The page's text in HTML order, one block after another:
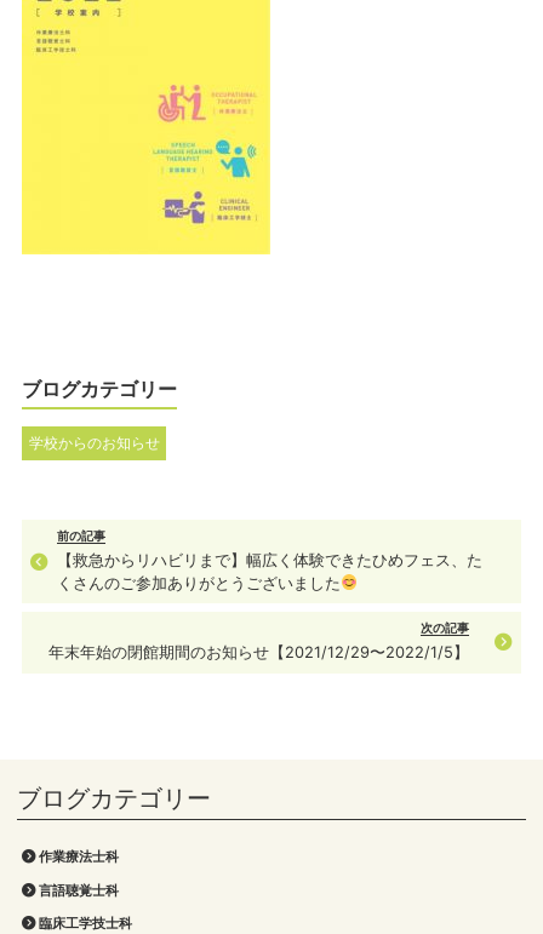
作業療法士科
言語聴覚士科
臨床工学技士科
ブログカテゴリー
学校からのお知らせ
前の記事
【救急からリハビリまで】幅広く体験できたひめフェス、た
くさんのご参加ありがとうございました
次の記事
年末年始の閉館期間のお知らせ【2021/12/29〜2022/1/5】